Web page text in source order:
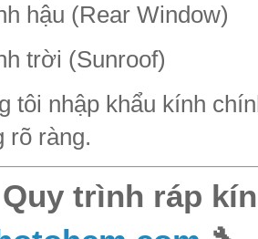
hậu (Rear Window)
trời (Sunroof)
tôi nhập khẩu kính
rõ ràng.
trình ráp